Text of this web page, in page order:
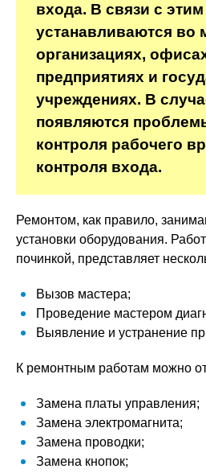
входа. В связи с
устанавливаются во
организациях,
предприятиях и
учреждениях. В
появляются
контроля рабочего
контроля входа.
Ремонтом, как правило,
установки оборудования.
починкой, представляет
Вызов мастера;
Проведение мастером
Выявление и устранение
К ремонтным работам можно
Замена платы управления;
Замена электромагнита;
Замена проводки;
Замена кнопок;